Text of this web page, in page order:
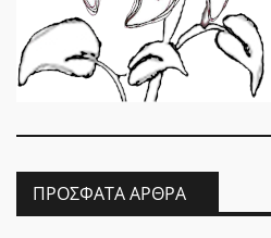
ΠΡΌΣΦΑΤΑ ΆΡΘΡΑ